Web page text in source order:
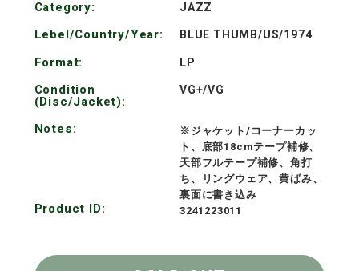
Category: JAZZ
Lebel/Country/Year: BLUE THUMB/US/1974
Format: LP
Condition
(Disc/Jacket):
VG+/VG
Notes:
※ジャケット/コーナーカッ
ト、底部18cmテープ補修、
天部フルテープ補修、角打
ち、リングウェア、黄ばみ、
裏面に書き込み
Product ID: 3241223011